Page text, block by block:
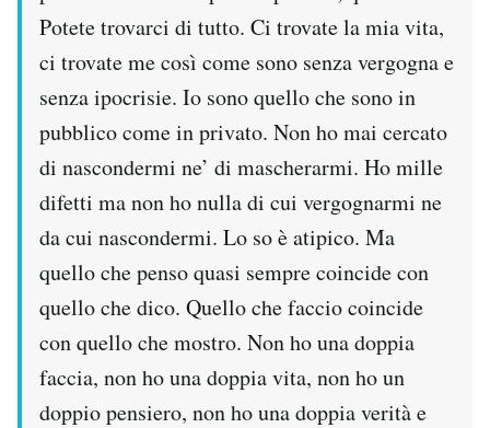
Potete trovarci di tutto. Ci trovate la mia vita,
ci trovate me così come sono senza vergogna e
senza ipocrisie. Io sono quello che sono in
pubblico come in privato. Non ho mai cercato
di nascondermi ne’ di mascherarmi. Ho mille
difetti ma non ho nulla di cui vergognarmi ne
da cui nascondermi. Lo so è atipico. Ma
quello che penso quasi sempre coincide con
quello che dico. Quello che faccio coincide
con quello che mostro. Non ho una doppia
faccia, non ho una doppia vita, non ho un
doppio pensiero, non ho una doppia verità e